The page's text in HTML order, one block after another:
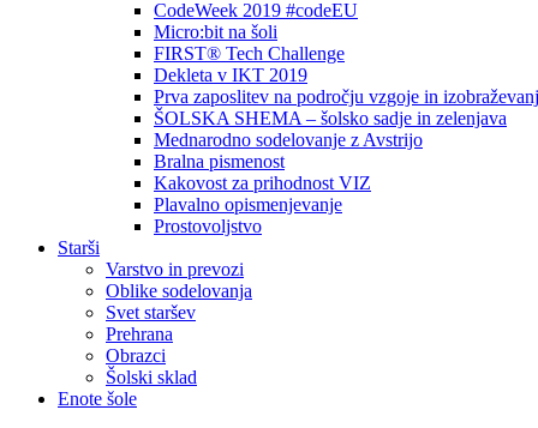
CodeWeek 2019 #codeEU
Micro:bit na šoli
FIRST® Tech Challenge
Dekleta v IKT 2019
Prva zaposlitev na področju vzgoje in
ŠOLSKA SHEMA – šolsko sadje in zelenjava
Mednarodno sodelovanje z Avstrijo
Bralna pismenost
Kakovost za prihodnost VIZ
Plavalno opismenjevanje
Prostovoljstvo
Starši
Varstvo in prevozi
Oblike sodelovanja
Svet staršev
Prehrana
Obrazci
Šolski sklad
Enote šole